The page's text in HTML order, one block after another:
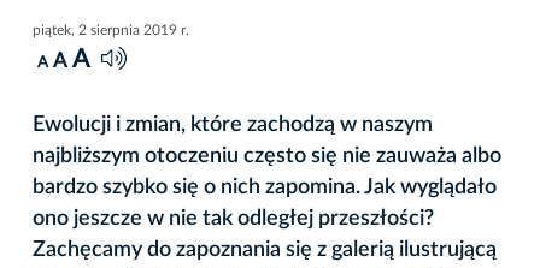
piątek, 2 sierpnia 2019 r.
A A A
Ewolucji i zmian, które zachodzą w naszym
najbliższym otoczeniu często się nie zauważa albo
bardzo szybko się o nich zapomina. Jak wyglądało
ono jeszcze w nie tak odległej przeszłości?
Zachęcamy do zapoznania się z galerią ilustrującą